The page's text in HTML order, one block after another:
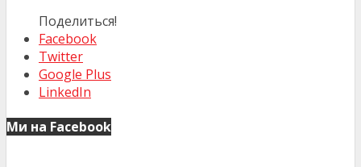
Поделиться!
Facebook
Twitter
Google Plus
LinkedIn
Ми на Facebook